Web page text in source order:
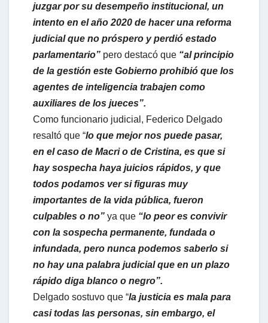
juzgar por su desempeño institucional, un
intento en el año 2020 de hacer una reforma
judicial que no próspero y perdió estado
parlamentario” pero destacó que “al principio
de la gestión este Gobierno prohibió que los
agentes de inteligencia trabajen como
auxiliares de los jueces”.
Como funcionario judicial, Federico Delgado
resaltó que “lo que mejor nos puede pasar,
en el caso de Macri o de Cristina, es que si
hay sospecha haya juicios rápidos, y que
todos podamos ver si figuras muy
importantes de la vida pública, fueron
culpables o no” ya que “lo peor es convivir
con la sospecha permanente, fundada o
infundada, pero nunca podemos saberlo si
no hay una palabra judicial que en un plazo
rápido diga blanco o negro”.
Delgado sostuvo que “la justicia es mala para
casi todas las personas, sin embargo, el